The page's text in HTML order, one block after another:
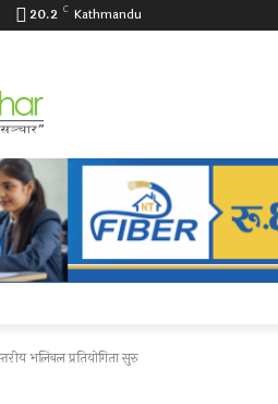
20.2 C Kathmandu
भलिबल प्रतियोगिता सुरु